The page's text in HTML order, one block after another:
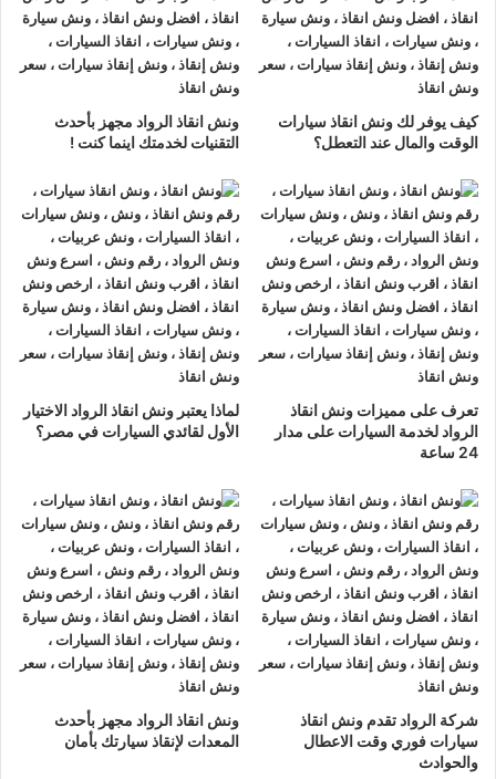
حديثة و مجهزة لـسحب السيارات من الاعطال والحوادث نحن أسرع
ونش انقاذ سيارات يرجي الاتصال بنا عليرقم ونش انقاذ سيارات
01063144040
–
01093018585
–
01120018852ليصلك
اقرب ونش انقاذ
تليفون
ونش انقاذ برج العرب نحن أرخص ونش أنقاذ في برج العرب و أسرع
ونش إنقاذفي برج العرب وأقرب ونش إنقاذفي برج العرب دائما
اوناشنا بالقرب منك , ونش انقاذ برج العرب منونش انقاذالرواد
نعمل منذ 33 عاما ومتخصصون في أنقاذ ورفع السيارات وخدمات
الإنقاذ السريع ولدينا اسطول
سيارات إنقاذ
منتشرة في برج العرب و
جميع انحاء الجمهورية لإنقاذ و رفع السيارات المعطلة و سيارات
الحوادث.
تتميز خدمةإنقاذ السياراتمن شركة الرواد
نتعهد بوصول ونش الانقاذبسرعة إلى موقعكفي برج العرب
خلال 10 دقائق بحد اقصي.
يمكنك الاتصال بنا أو ارسال موقعك علي
الواتساب أو إرسال
بريد إلكترونيإلى أحد ممثلينا الموجودين لارسالأقرب ونش
انقاذاليك في أي وقت.
ونش انقاذ سياراتالرواد مؤمن بالكامل حتي لا يسب اي تلف
لدينا افضل ونش انقاذ سياراتواسرع ونش انقاذ سيارات
اقرب ونش انقاذ سيارات
كيف يوفر لك ونش انقاذ سيارات
الوقت والمال عند التعطل؟
ونش انقاذ الرواد مجهز بأحدث
التقنيات لخدمتك اينما كنت !
تعرف على مميزات ونش انقاذ
الرواد لخدمة السيارات على مدار
24 ساعة
لماذا يعتبر ونش انقاذ الرواد الاختيار
الأول لقائدي السيارات في مصر؟
شركة الرواد تقدم ونش انقاذ
سيارات فوري وقت الاعطال
والحوادث
ونش انقاذ الرواد مجهز بأحدث
المعدات لإنقاذ سيارتك بأمان